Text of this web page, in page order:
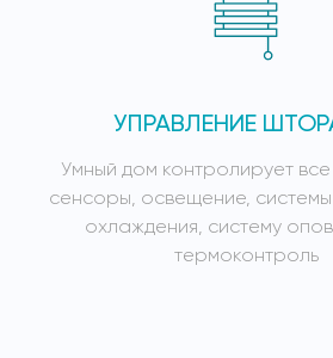
УПРАВЛЕНИЕ
Умный дом контролирует
сенсоры, освещение,
охлаждения, систему
термоконтроль